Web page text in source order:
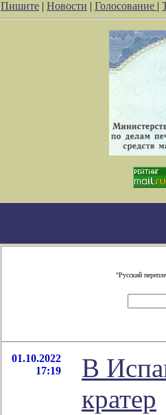
Пишите | Новости | Голосование |
"Русский
01.10.2022
17:19
В
кратер